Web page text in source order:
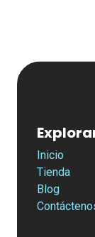
Inicio
Tienda
Blog